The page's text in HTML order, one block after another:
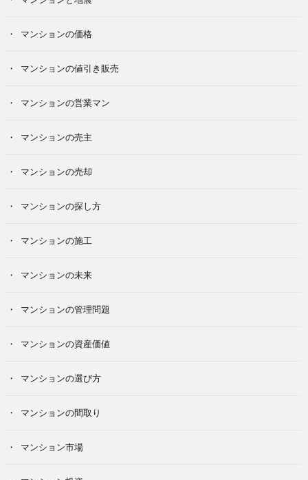
マンションの価格
マンションの値引き販売
マンションの営業マン
マンションの売主
マンションの売却
マンションの探し方
マンションの施工
マンションの未来
マンションの管理問題
マンションの資産価値
マンションの選び方
マンションの間取り
マンション市場